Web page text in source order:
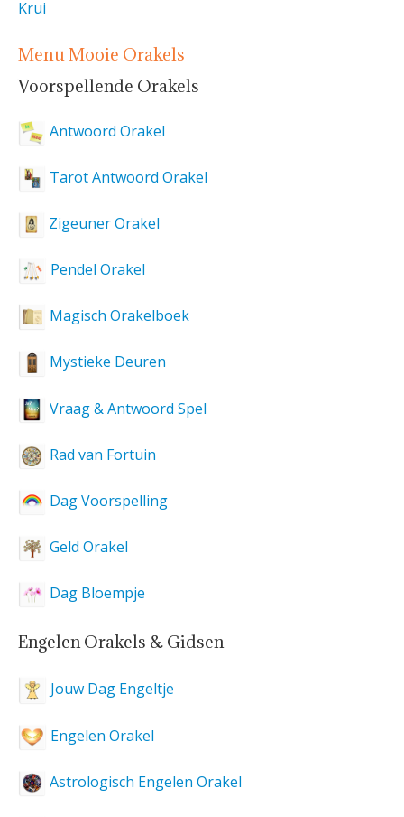
Menu Mooie Orakels
Voorspellende Orakels
Antwoord Orakel
Tarot Antwoord Orakel
Zigeuner Orakel
Pendel Orakel
Magisch Orakelboek
Mystieke Deuren
Vraag & Antwoord Spel
Rad van Fortuin
Dag Voorspelling
Geld Orakel
Dag Bloempje
Engelen Orakels & Gidsen
Jouw Dag Engeltje
Engelen Orakel
Astrologisch Engelen Orakel